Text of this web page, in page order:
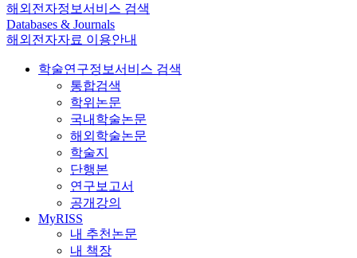
해외전자정보서비스 검색
Databases & Journals
해외전자자료 이용안내
학술연구정보서비스 검색
통합검색
학위논문
국내학술논문
해외학술논문
학술지
단행본
연구보고서
공개강의
MyRISS
내 추천논문
내 책장